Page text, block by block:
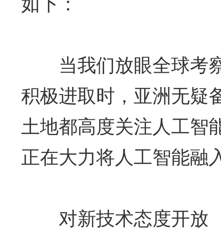
当我们放眼全球考
积极进取时，亚洲无疑
土地都高度关注人工智
正在大力将人工智能融
对新技术态度开放